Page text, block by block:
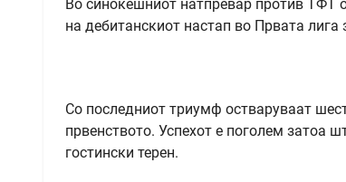
Во синоќешниот натпревар против ТФТ
на дебитанскиот настап во Првата
Со последниот триумф остваруваат
првенството. Успехот е поголем затоа
гостински терен.